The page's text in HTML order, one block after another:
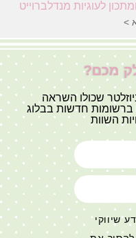
>
מכם?
שכולו השראה
ברשומות חדשות בבלוג
השוות
שיווקי